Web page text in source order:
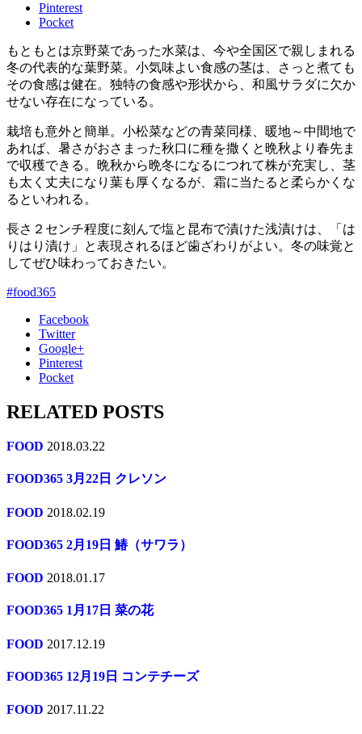
Pinterest
Pocket
もともとは京野菜であった水菜は、今や全国区で親しまれる
冬の代表的な葉野菜。小気味よい食感の茎は、さっと煮ても
その食感は健在。独特の食感や形状から、和風サラダに欠か
せない存在になっている。
栽培も意外と簡単。小松菜などの青菜同様、暖地～中間地で
あれば、暑さがおさまった秋口に種を撒くと晩秋より春先ま
で収穫できる。晩秋から晩冬になるにつれて株が充実し、茎
も太く丈夫になり葉も厚くなるが、霜に当たると柔らかくな
るといわれる。
長さ２センチ程度に刻んで塩と昆布で漬けた浅漬けは、「は
りはり漬け」と表現されるほど歯ざわりがよい。冬の味覚と
してぜひ味わっておきたい。
#food365
Facebook
Twitter
Google+
Pinterest
Pocket
RELATED POSTS
FOOD 2018.03.22
FOOD365 3月22日 クレソン
FOOD 2018.02.19
FOOD365 2月19日 鰆（サワラ）
FOOD 2018.01.17
FOOD365 1月17日 菜の花
FOOD 2017.12.19
FOOD365 12月19日 コンテチーズ
FOOD 2017.11.22